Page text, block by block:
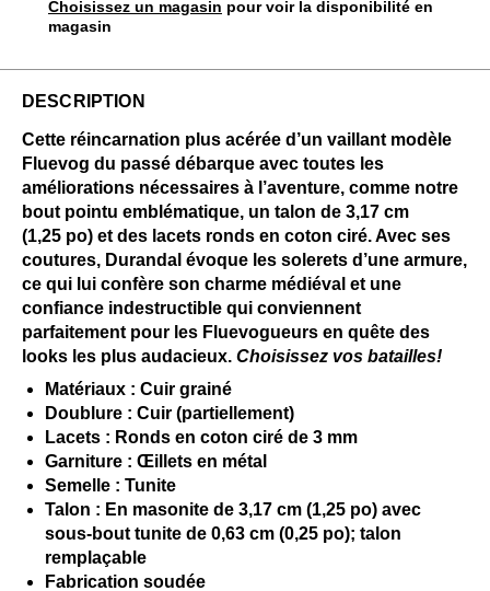
Choisissez un magasin pour voir la disponibilité en
magasin
DESCRIPTION
Cette réincarnation plus acérée d’un vaillant modèle
Fluevog du passé débarque avec toutes les
améliorations nécessaires à l’aventure, comme notre
bout pointu emblématique, un talon de 3,17 cm
(1,25 po) et des lacets ronds en coton ciré. Avec ses
coutures, Durandal évoque les solerets d’une armure,
ce qui lui confère son charme médiéval et une
confiance indestructible qui conviennent
parfaitement pour les Fluevogueurs en quête des
looks les plus audacieux. Choisissez vos batailles!
Matériaux : Cuir grainé
Doublure : Cuir (partiellement)
Lacets : Ronds en coton ciré de 3 mm
Garniture : Œillets en métal
Semelle : Tunite
Talon : En masonite de 3,17 cm (1,25 po) avec
sous-bout tunite de 0,63 cm (0,25 po); talon
remplaçable
Fabrication soudée